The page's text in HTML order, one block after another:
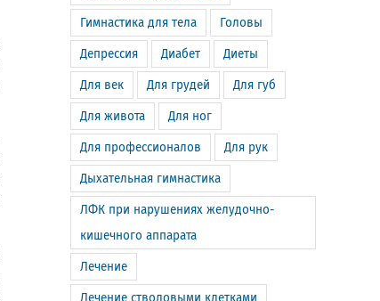
Гимнастика для тела Головы
Депрессия Диабет Диеты
Для век Для грудей Для губ
Для живота Для ног
Для профессионалов Для рук
Дыхательная гимнастика
ЛФК при нарушениях желудочно-
кишечного аппарата
Лечение
Лечение стволовыми клетками